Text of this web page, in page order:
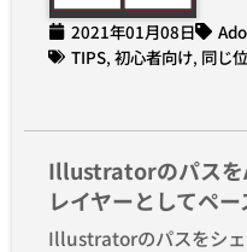
2021年01月08日
TIPS, 初心者向け, 同じ
Illustratorのパス
レイヤーとしてペー
Illustratorのパスをシェ